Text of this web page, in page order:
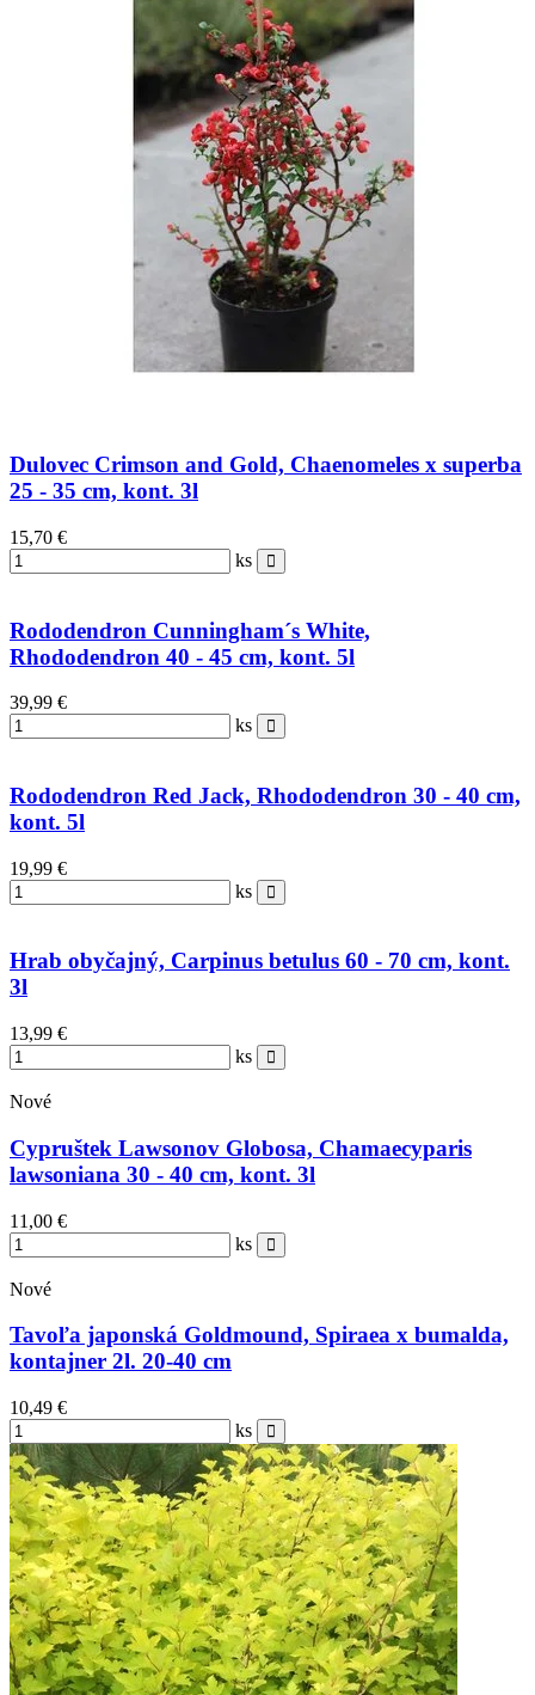
Dulovec Crimson and Gold, Chaenomeles x superba
25 - 35 cm, kont. 3l
15,70 €
ks
Rododendron Cunningham´s White,
Rhododendron 40 - 45 cm, kont. 5l
39,99 €
ks
Rododendron Red Jack, Rhododendron 30 - 40 cm,
kont. 5l
19,99 €
ks
Hrab obyčajný, Carpinus betulus 60 - 70 cm, kont.
3l
13,99 €
ks
Nové
Cypruštek Lawsonov Globosa, Chamaecyparis
lawsoniana 30 - 40 cm, kont. 3l
11,00 €
ks
Nové
Tavoľa japonská Goldmound, Spiraea x bumalda,
kontajner 2l. 20-40 cm
10,49 €
ks